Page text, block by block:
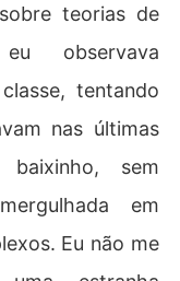
teorias de
observava
tentando
nas últimas
sem
em
Eu não me